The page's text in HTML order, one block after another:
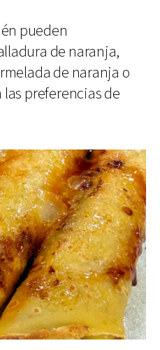
pueden
de naranja,
de naranja o
preferencias de